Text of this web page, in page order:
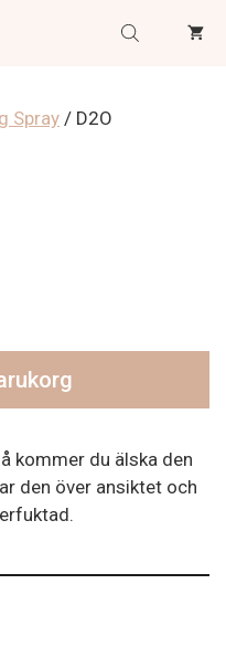
Spray / D2O
kommer du älska den
den över ansiktet och